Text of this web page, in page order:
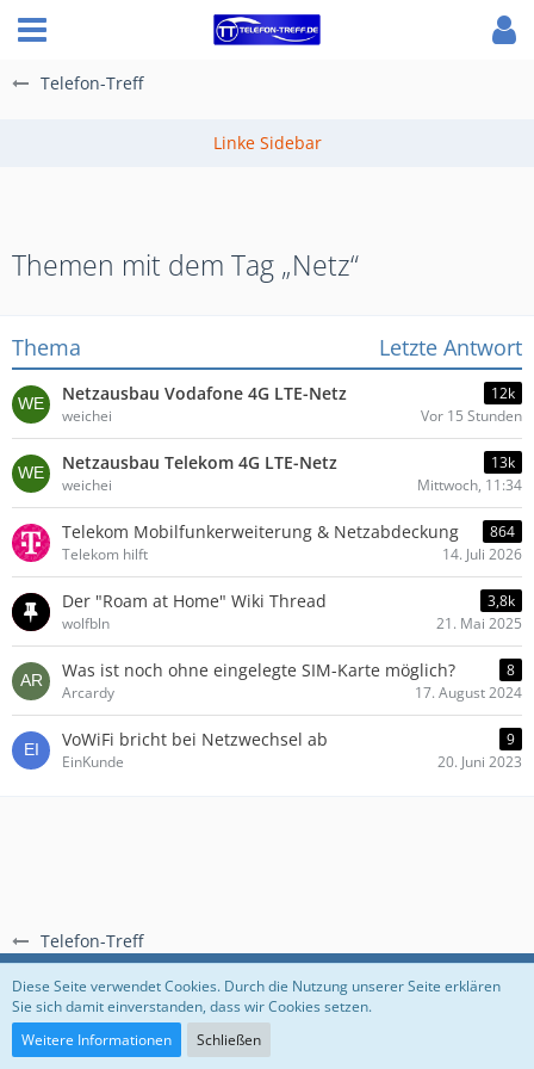
Telefon-Treff
Telefon-Treff
Themen mit dem Tag „Netz“
Thema Letzte Antwort
Netzausbau Vodafone 4G LTE-Netz
12k
weichei
Vor 15 Stunden
Netzausbau Telekom 4G LTE-Netz
13k
weichei
Mittwoch, 11:34
Telekom Mobilfunkerweiterung & Netzabdeckung
864
Telekom hilft
14. Juli 2026
Der "Roam at Home" Wiki Thread
3,8k
wolfbln
21. Mai 2025
Was ist noch ohne eingelegte SIM-Karte möglich?
8
Arcardy
17. August 2024
VoWiFi bricht bei Netzwechsel ab
9
EinKunde
20. Juni 2023
Regeln Datenschutzerklärung Impressum
Community-Software:
Diese Seite verwendet Cookies. Durch die Nutzung unserer Seite erklären
Sie sich damit einverstanden, dass wir Cookies setzen.
Weitere Informationen
Schließen